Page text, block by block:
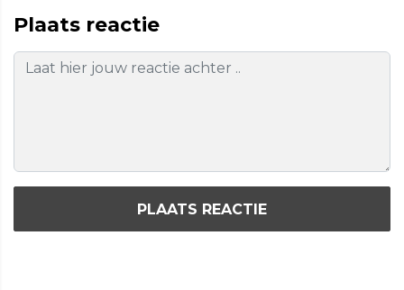
Plaats reactie
PLAATS REACTIE